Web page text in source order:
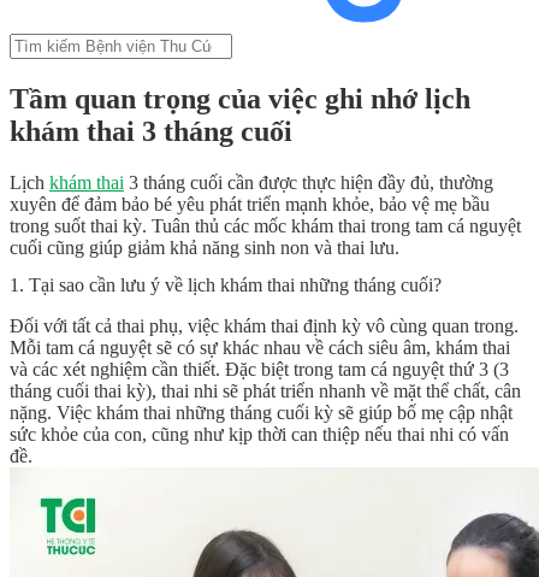
Tầm quan trọng của việc ghi nhớ lịch
khám thai 3 tháng cuối
Lịch khám thai 3 tháng cuối cần được thực hiện đầy đủ, thường
xuyên để đảm bảo bé yêu phát triển mạnh khỏe, bảo vệ mẹ bầu
trong suốt thai kỳ. Tuân thủ các mốc khám thai trong tam cá nguyệt
cuối cũng giúp giảm khả năng sinh non và thai lưu.
1. Tại sao cần lưu ý về lịch khám thai những tháng cuối?
Đối với tất cả thai phụ, việc khám thai định kỳ vô cùng quan trong.
Mỗi tam cá nguyệt sẽ có sự khác nhau về cách siêu âm, khám thai
và các xét nghiệm cần thiết. Đặc biệt trong tam cá nguyệt thứ 3 (3
tháng cuối thai kỳ), thai nhi sẽ phát triển nhanh về mặt thể chất, cân
nặng. Việc khám thai những tháng cuối kỳ sẽ giúp bố mẹ cập nhật
sức khỏe của con, cũng như kịp thời can thiệp nếu thai nhi có vấn
đề.